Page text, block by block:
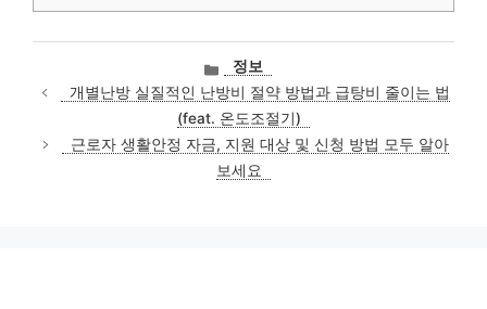
카
테
고
리
정보
개별난방 실질적인 난방비 절약 방법과 급탕비 줄이는 법
(feat. 온도조절기)
근로자 생활안정 자금, 지원 대상 및 신청 방법 모두 알아
보세요